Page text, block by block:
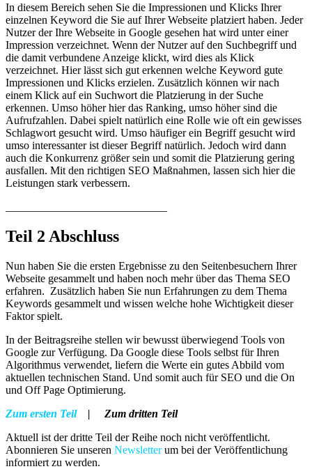
In diesem Bereich sehen Sie die Impressionen und Klicks Ihrer
einzelnen Keyword die Sie auf Ihrer Webseite platziert haben. Jeder
Nutzer der Ihre Webseite in Google gesehen hat wird unter einer
Impression verzeichnet. Wenn der Nutzer auf den Suchbegriff und
die damit verbundene Anzeige klickt, wird dies als Klick
verzeichnet. Hier lässt sich gut erkennen welche Keyword gute
Impressionen und Klicks erzielen. Zusätzlich können wir nach
einem Klick auf ein Suchwort die Platzierung in der Suche
erkennen. Umso höher hier das Ranking, umso höher sind die
Aufrufzahlen. Dabei spielt natürlich eine Rolle wie oft ein gewisses
Schlagwort gesucht wird. Umso häufiger ein Begriff gesucht wird
umso interessanter ist dieser Begriff natürlich. Jedoch wird dann
auch die Konkurrenz größer sein und somit die Platzierung gering
ausfallen. Mit den richtigen SEO Maßnahmen, lassen sich hier die
Leistungen stark verbessern.
Teil 2 Abschluss
Nun haben Sie die ersten Ergebnisse zu den Seitenbesuchern Ihrer
Webseite gesammelt und haben noch mehr über das Thema SEO
erfahren. Zusätzlich haben Sie nun Erfahrungen zu dem Thema
Keywords gesammelt und wissen welche hohe Wichtigkeit dieser
Faktor spielt.
In der Beitragsreihe stellen wir bewusst überwiegend Tools von
Google zur Verfügung. Da Google diese Tools selbst für Ihren
Algorithmus verwendet, liefern die Werte ein gutes Abbild vom
aktuellen technischen Stand. Und somit auch für SEO und die On
und Off Page Optimierung.
Zum ersten Teil| Zum dritten Teil
Aktuell ist der dritte Teil der Reihe noch nicht veröffentlicht.
Abonnieren Sie unseren Newsletterum bei der Veröffentlichung
informiert zu werden.